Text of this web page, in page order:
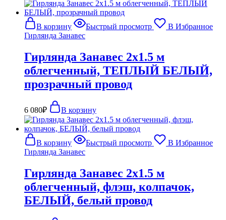
В корзину Быстрый просмотр
В Избранное
Гирлянда Занавес
Гирлянда Занавес 2х1.5 м
облегченный, ТЕПЛЫЙ БЕЛЫЙ,
прозрачный провод
6 080₽ В корзину
В корзину Быстрый просмотр
В Избранное
Гирлянда Занавес
Гирлянда Занавес 2х1.5 м
облегченный, флэш, колпачок,
БЕЛЫЙ, белый провод